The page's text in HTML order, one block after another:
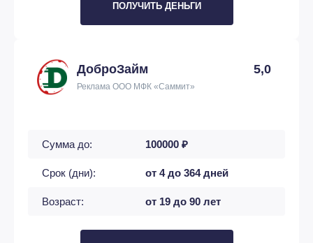
ПОЛУЧИТЬ ДЕНЬГИ
ДоброЗайм 5,0
Реклама ООО МФК «Саммит»
Сумма до: 100000 ₽
Срок (дни): от 4 до 364 дней
Возраст: от 19 до 90 лет